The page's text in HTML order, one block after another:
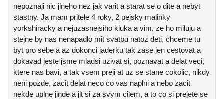
nepoznaji nic jineho nez jak varit a starat se o dite a nebyt
stastny. Ja mam pritele 4 roky, 2 pejsky malinky
yorkshiracky a nejuzasnejsiho kluka a vim, ze ho miluju a
stejne by nas nenapadlo mit svatbu natoz deti, chceme tu
byt pro sebe a az dokonci jaderku tak zase jen cestovat a
dokavad jeste jsme mladsi uzivat si, poznavat a delat veci,
ktere nas bavi, a tak vsem preji at uz se stane cokolic, nikdy
neni pozde, zacit delat neco co vas naplni a nebo zacit
nekde uplne jinde a jit si za svym cilem, a to co si prejete se